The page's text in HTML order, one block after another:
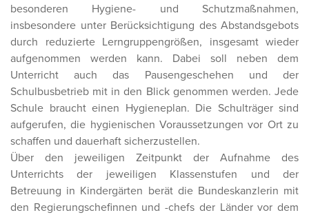
besonderen Hygiene- und Schutzmaßnahmen,
insbesondere unter Berücksichtigung des Abstandsgebots
durch reduzierte Lerngruppengrößen, insgesamt wieder
aufgenommen werden kann. Dabei soll neben dem
Unterricht auch das Pausengeschehen und der
Schulbusbetrieb mit in den Blick genommen werden. Jede
Schule braucht einen Hygieneplan. Die Schulträger sind
aufgerufen, die hygienischen Voraussetzungen vor Ort zu
schaffen und dauerhaft sicherzustellen.
Über den jeweiligen Zeitpunkt der Aufnahme des
Unterrichts der jeweiligen Klassenstufen und der
Betreuung in Kindergärten berät die Bundeskanzlerin mit
den Regierungschefinnen und -chefs der Länder vor dem